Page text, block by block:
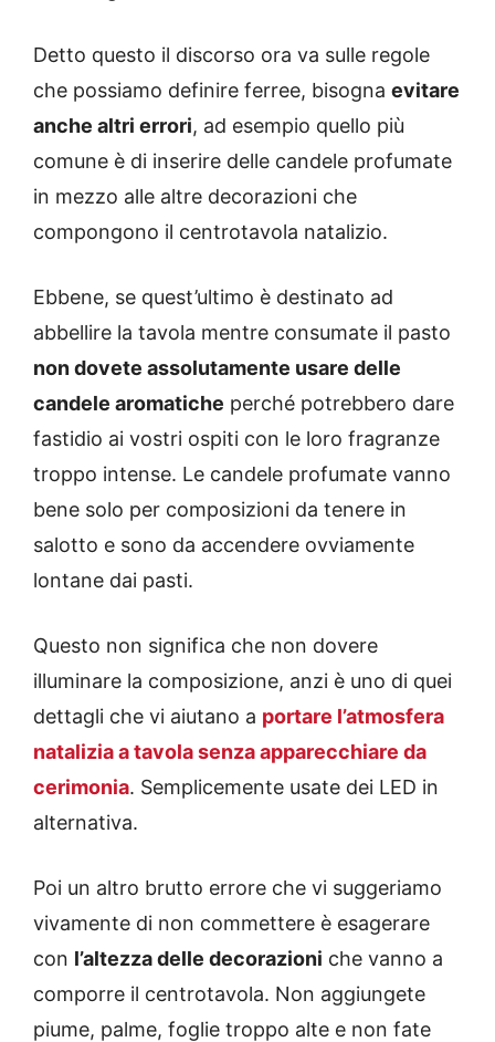
Detto questo il discorso ora va sulle regole
che possiamo definire ferree, bisogna evitare
anche altri errori, ad esempio quello più
comune è di inserire delle candele profumate
in mezzo alle altre decorazioni che
compongono il centrotavola natalizio.
Ebbene, se quest’ultimo è destinato ad
abbellire la tavola mentre consumate il pasto
non dovete assolutamente usare delle
candele aromatiche perché potrebbero dare
fastidio ai vostri ospiti con le loro fragranze
troppo intense. Le candele profumate vanno
bene solo per composizioni da tenere in
salotto e sono da accendere ovviamente
lontane dai pasti.
Questo non significa che non dovere
illuminare la composizione, anzi è uno di quei
dettagli che vi aiutano a portare l’atmosfera
natalizia a tavola senza apparecchiare da
cerimonia. Semplicemente usate dei LED in
alternativa.
Poi un altro brutto errore che vi suggeriamo
vivamente di non commettere è esagerare
con l’altezza delle decorazioni che vanno a
comporre il centrotavola. Non aggiungete
piume, palme, foglie troppo alte e non fate